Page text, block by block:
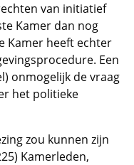
van initiatief
Kamer dan nog
Kamer heeft echter
Een
onmogelijk de vraag
het politieke
zou kunnen zijn
Kamerleden,